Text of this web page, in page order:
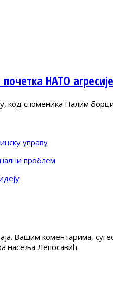
НАТО агресије
код споменика Палим
управу
проблем
Вашим коментарима,
насеља Лепосавић.